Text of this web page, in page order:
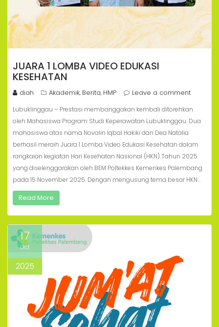
JUARA 1 LOMBA VIDEO EDUKASI
KESEHATAN
diah Akademik, Berita, HMP Leave a comment
Lubuklinggau – Prestasi membanggakan kembali ditorehkan
oleh Mahasiswa Program Studi Keperawatan Lubuklinggau. Dua
mahasiswa atas nama Novalin Iqbal Hakiki dan Dea Natalia
berhasil meraih Juara 1 Lomba Video Edukasi Kesehatan dalam
rangkaian kegiatan Hari Kesehatan Nasional (HKN) Tahun 2025
yang diselenggarakan oleh BEM Poltekkes Kemenkes Palembang
pada 15 November 2025. Dengan mengusung tema besar HKN…
Read More
17
Oct
2025